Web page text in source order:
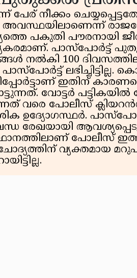
പേര് നീക്കം
അവസ്ഥയിലാണെന്ന്
പകുതി പൗരനായി
പാസ്‌പോർട്ട്
നൽകി 100
ഇതിന്
വോട്ടർ പട്ടികയിൽ
വരെ പോലീസ്
ഉദ്യോഗസ്ഥർ.
രേഖയായി
പോലീസ്
വ്യക്തമായ